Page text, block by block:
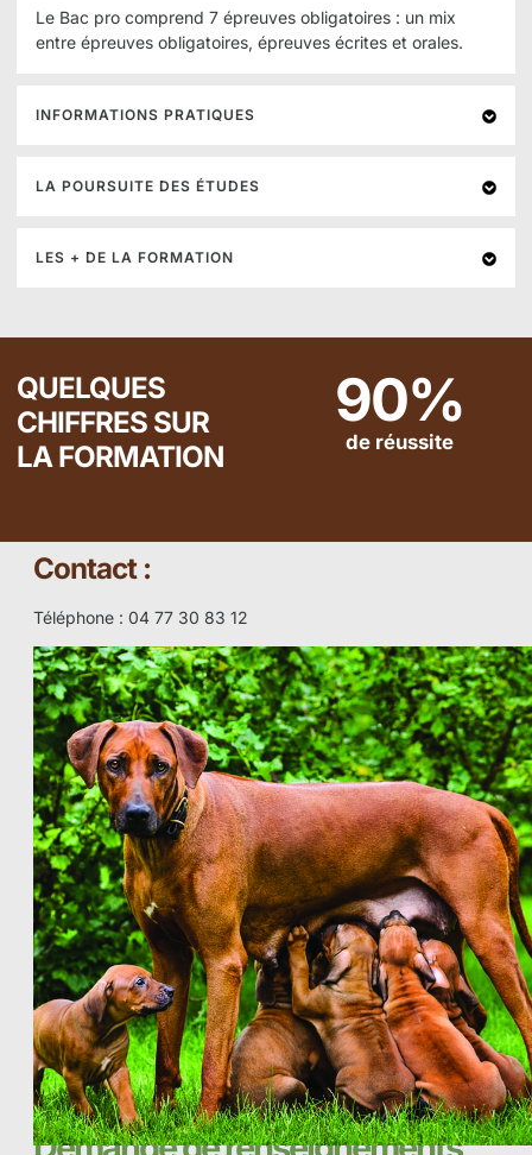
Le Bac pro comprend 7 épreuves obligatoires : un mix
entre épreuves obligatoires, épreuves écrites et orales.
INFORMATIONS PRATIQUES
LA POURSUITE DES ÉTUDES
LES + DE LA FORMATION
QUELQUES
CHIFFRES SUR
LA FORMATION
de réussite
90%
Contact :
Téléphone : 04 77 30 83 12